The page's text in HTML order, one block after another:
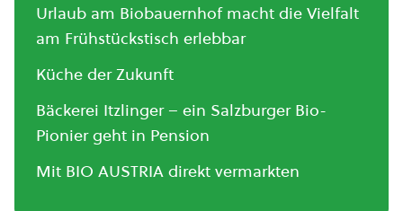
Urlaub am Biobauernhof macht die Vielfalt
am Frühstückstisch erlebbar
Küche der Zukunft
Bäckerei Itzlinger – ein Salzburger Bio-
Pionier geht in Pension
Mit BIO AUSTRIA direkt vermarkten